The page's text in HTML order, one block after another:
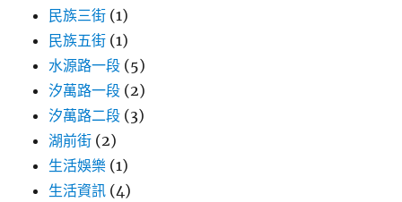
民族三街 (1)
民族五街 (1)
水源路一段 (5)
汐萬路一段 (2)
汐萬路二段 (3)
湖前街 (2)
生活娛樂 (1)
生活資訊 (4)